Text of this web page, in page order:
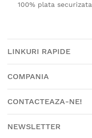
100% plata securizata
LINKURI RAPIDE
COMPANIA
CONTACTEAZA-NE!
NEWSLETTER